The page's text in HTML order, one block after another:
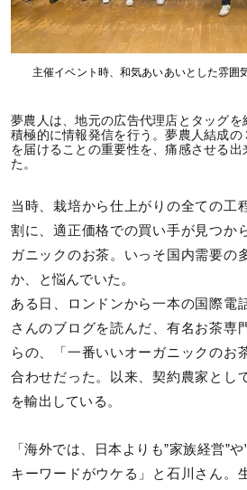
主催イベント時、和気あいあいとした雰囲
夢農人は、地元の広告代理店とタッグ
積極的に情報発信を行う。夢農人結成
を届けることの重要性を、痛感させる出
た。
当時、栽培から仕上がりの全ての工
割に、適正価格での買い手が見つか
ガニックのお茶。いっそ国内需要の
か、と悩んでいた。
ある日、ロンドンから一本の国際電
さんのブログを読んだ、有名お茶専
らの、「一番いいオーガニックのお
合わせだった。以来、契約農家とし
を輸出している。
「海外では、日本よりも”家族経営”
キーワードがウケる」と石川さん。